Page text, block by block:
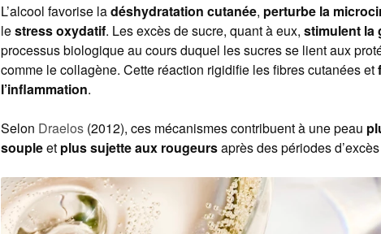
L’alcool favorise ladéshydratation cutanée, perturbe la
lestress oxydatif. Les excès de sucre, quant à eux, stimulent la
processus biologique au cours duquel les sucres se lient aux
comme le collagène. Cette réaction rigidifie les fibres cutanées et
l’inflammation.
Selon Draelos (2012), ces mécanismes contribuent à une peau
soupleet plus sujette aux rougeursaprès des périodes